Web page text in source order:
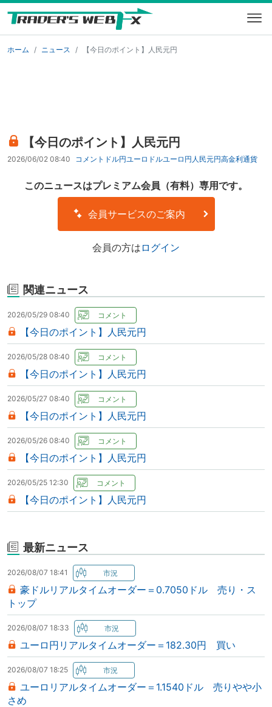
ホーム ニュース 【今日のポイント】人民元円
【今日のポイント】人民元円
2026/06/02 08:40 コメント ドル円ユーロドルユーロ円 人民元円高金利通貨
このニュースはプレミアム会員（有料）専用です。
会員サービスのご案内
会員の方は ログイン
関連ニュース
2026/05/29 08:40
【今日のポイント】人民元円
2026/05/28 08:40
【今日のポイント】人民元円
2026/05/27 08:40
【今日のポイント】人民元円
2026/05/26 08:40
【今日のポイント】人民元円
2026/05/25 12:30
【今日のポイント】人民元円
最新ニュース
2026/08/07 18:41
豪ドルリアルタイムオーダー＝0.7050ドル 売り・ス
トップ
2026/08/07 18:33
ユーロ円リアルタイムオーダー＝182.30円 買い
2026/08/07 18:25
ユーロリアルタイムオーダー＝1.1540ドル 売りやや小
さめ